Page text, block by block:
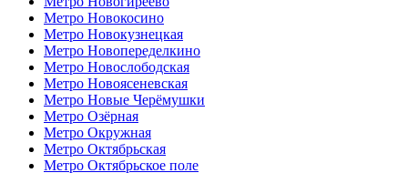
Метро Новокосино
Метро Новокузнецкая
Метро Новопеределкино
Метро Новослободская
Метро Новоясеневская
Метро Новые Черёмушки
Метро Озёрная
Метро Окружная
Метро Октябрьская
Метро Октябрьское поле